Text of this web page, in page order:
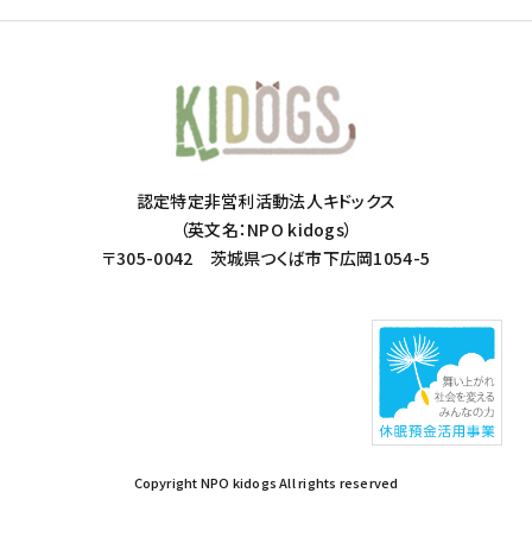
認定特定非営利活動法人キドックス
（英文名：NPO kidogs）
〒305-0042 茨城県つくば市下広岡1054-5
Copyright NPO kidogs All rights reserved